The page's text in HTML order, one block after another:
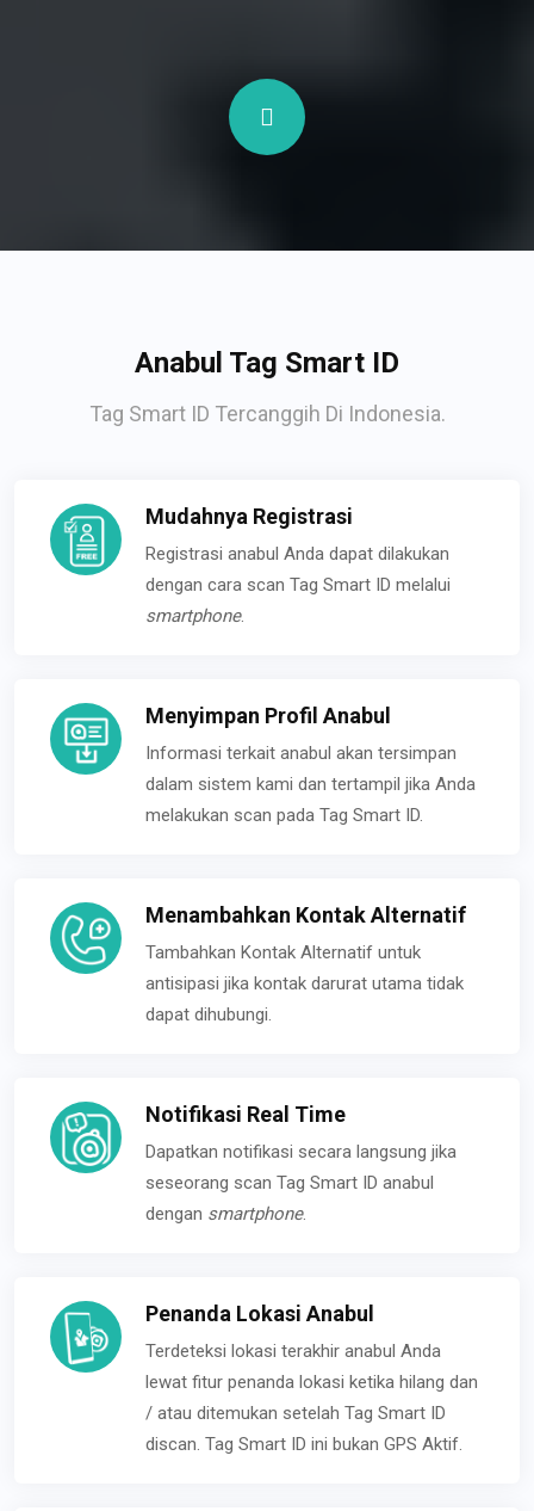
Anabul Tag Smart ID
Tag Smart ID Tercanggih Di Indonesia.
Mudahnya Registrasi
Registrasi anabul Anda dapat dilakukan
dengan cara scan Tag Smart ID melalui
smartphone.
Menyimpan Profil Anabul
Informasi terkait anabul akan tersimpan
dalam sistem kami dan tertampil jika Anda
melakukan scan pada Tag Smart ID.
Menambahkan Kontak Alternatif
Tambahkan Kontak Alternatif untuk
antisipasi jika kontak darurat utama tidak
dapat dihubungi.
Notifikasi Real Time
Dapatkan notifikasi secara langsung jika
seseorang scan Tag Smart ID anabul
dengan smartphone.
Penanda Lokasi Anabul
Terdeteksi lokasi terakhir anabul Anda
lewat fitur penanda lokasi ketika hilang dan
/ atau ditemukan setelah Tag Smart ID
discan. Tag Smart ID ini bukan GPS Aktif.